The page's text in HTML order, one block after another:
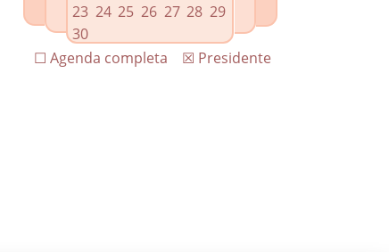
23 24 25 26 27 28 29
30
☒ Presidente
☐ Agenda completa